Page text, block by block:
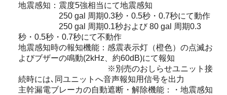
地震感知：震度5強相当にて地震感知
250 gal 周期0.3秒・0.5秒・0.7秒にて動作
250 gal 周期0.1秒および 80 gal 周期0.3
秒・0.5秒・0.7秒にて不動作
地震感知時の報知機能：感震表示灯（橙色）の点滅お
よびブザーの鳴動(2kHz、約60dB)にて報知
※別売のおしらせユニット接
続時には､同ユニットへ音声報知用信号を出力
主幹漏電ブレーカの自動遮断・解除機能：・地震感知